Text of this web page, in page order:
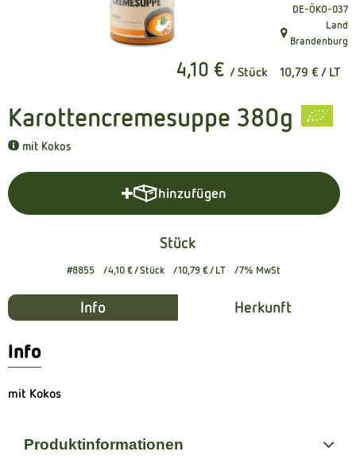
Karottencremesuppe 380g
mit Kokos
4,10 € / Stück 10,79 €/ LT
,DE-ÖKO-037
, Herkunft:
Land
Brandenburg
hinzufügen
Produkt zum Warenkorb
Stück
#8855 4,10 €/ Stück 10,79 €/ LT 7% MwSt
Info Herkunft
Info
mit Kokos
Produktinformationen